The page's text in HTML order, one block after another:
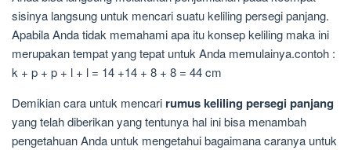
sisinya langsung untuk mencari suatu keliling persegi panjang.
Apabila Anda tidak memahami apa itu konsep keliling maka ini
merupakan tempat yang tepat untuk Anda memulainya.contoh :
k + p + p + l + l = 14 +14 + 8 + 8 = 44 cm
Demikian cara untuk mencari rumus keliling persegi panjang
yang telah diberikan yang tentunya hal ini bisa menambah
pengetahuan Anda untuk mengetahui bagaimana caranya untuk